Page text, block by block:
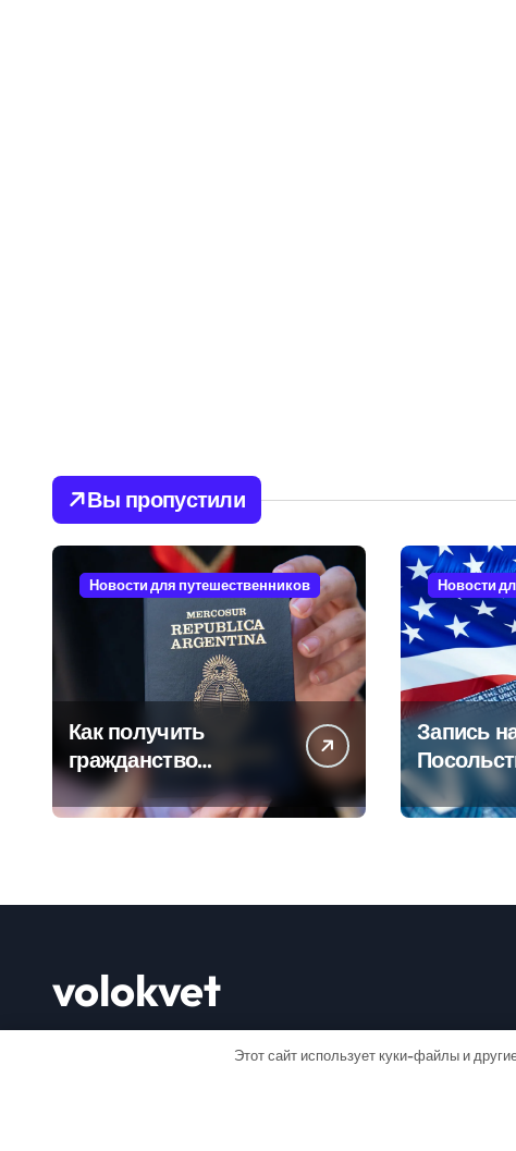
Вы пропустили
Новости для путешественников
Как получить
гражданство
Аргентины: Полное
руководство
Новости
Запись
volokvet
Этот сайт использует куки-файлы и